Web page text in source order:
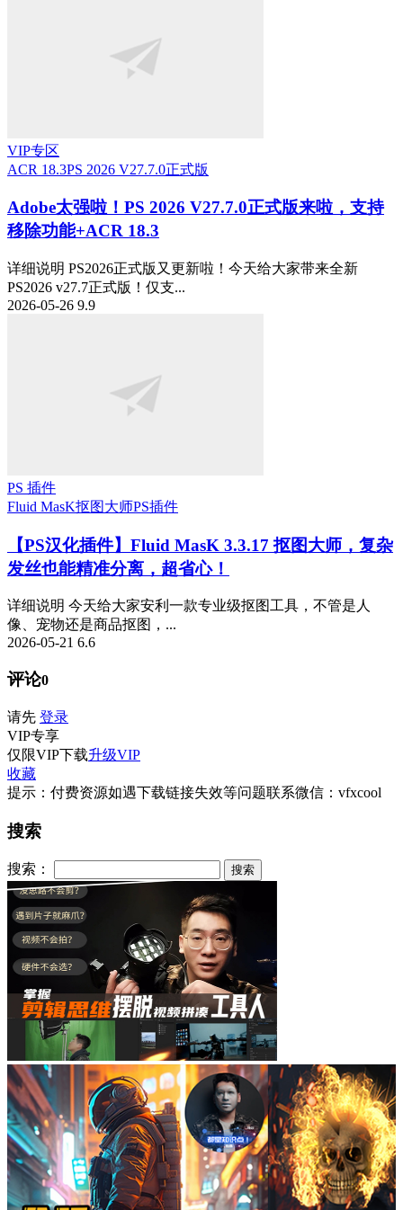
VIP专区
ACR 18.3PS 2026 V27.7.0正式版
Adobe太强啦！PS 2026 V27.7.0正式版来啦，支持
移除功能+ACR 18.3
详细说明 PS2026正式版又更新啦！今天给大家带来全新
PS2026 v27.7正式版！仅支...
2026-05-26 9.9
PS 插件
Fluid MasK抠图大师PS插件
【PS汉化插件】Fluid MasK 3.3.17 抠图大师，复杂
发丝也能精准分离，超省心！
详细说明 今天给大家安利一款专业级抠图工具，不管是人
像、宠物还是商品抠图，...
2026-05-21 6.6
评论0
请先 登录
VIP专享
仅限VIP下载升级VIP
收藏
提示：付费资源如遇下载链接失效等问题联系微信：vfxcool
搜索
搜索：